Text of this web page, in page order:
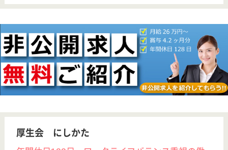
給与
月給：211,340円〜272,940円
職種
介護職
休み多め 未経験OK
車通勤OK
住宅手当あり
育休・産休 託児所あり
詳細を見る WEB問合せ
給与
月給：242,000円〜308,000円
休み多め 未経験OK
土日休み
車通勤OK